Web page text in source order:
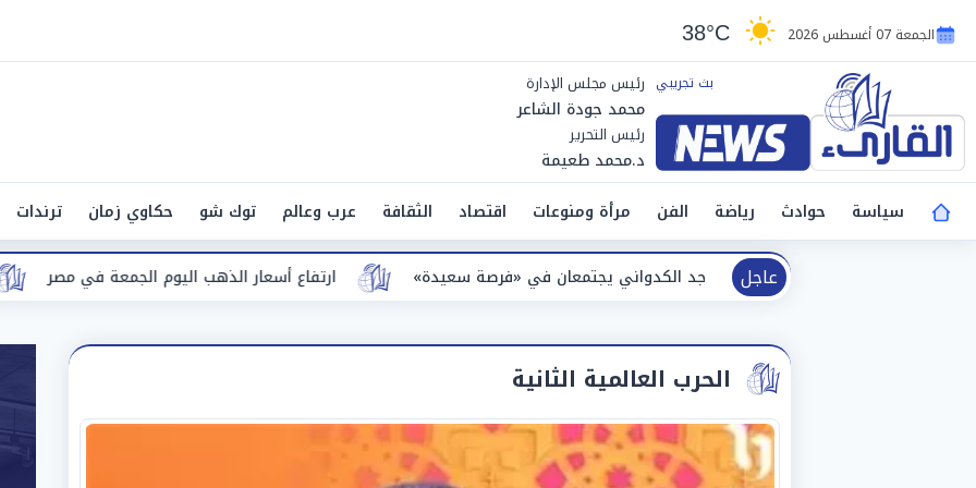
الجمعة 07 أغسطس 2026 38°C
رئيس مجلس الإدارة
محمد جودة الشاعر
رئيس التحرير
د.محمد طعيمة
سياسة
حوادث رياضة الفن مرأة ومنوعات اقتصاد الثقافة عرب وعالم توك شو حكاوي زمان ترندات
عاجل
بعد 13 عامًا.. أحمد مكي وماجد الكدواني يجتمعان في «فرصة سعيدة» ارتفاع أسعار الذهب اليوم الجمعة في مصر
الحرب العالمية الثانية